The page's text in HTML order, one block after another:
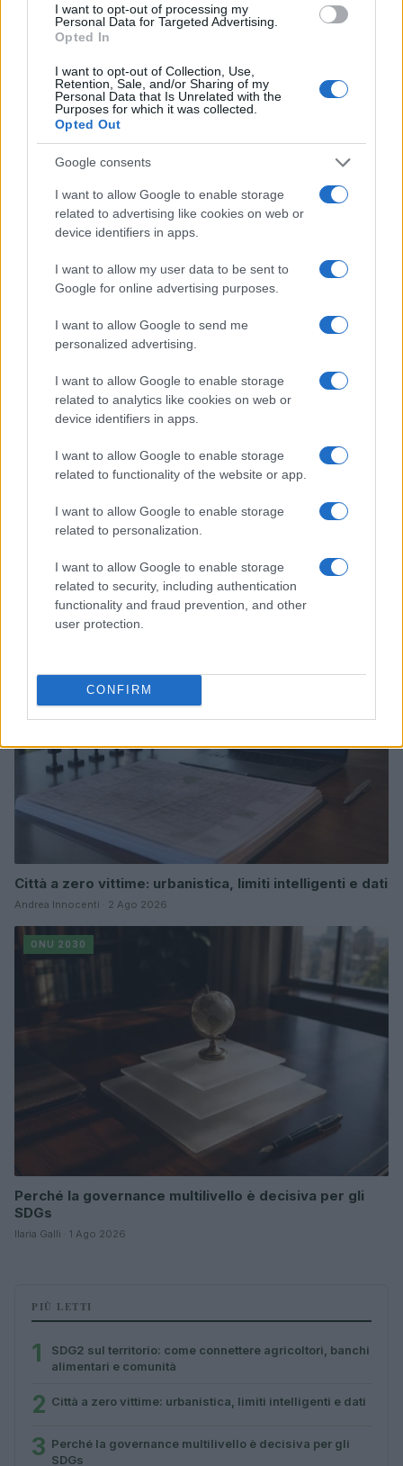
I want to opt-out of processing my
Personal Data for Targeted Advertising.
Opted In
I want to opt-out of Collection, Use,
Retention, Sale, and/or Sharing of my
Personal Data that Is Unrelated with the
Purposes for which it was collected.
Opted Out
Google consents
I want to allow Google to enable storage
related to advertising like cookies on web or
device identifiers in apps.
I want to allow my user data to be sent to
Google for online advertising purposes.
I want to allow Google to send me
personalized advertising.
I want to allow Google to enable storage
related to analytics like cookies on web or
device identifiers in apps.
I want to allow Google to enable storage
related to functionality of the website or app.
I want to allow Google to enable storage
related to personalization.
I want to allow Google to enable storage
related to security, including authentication
functionality and fraud prevention, and other
user protection.
CONFIRM
Continua a leggere
SDG2 sul territorio: come connettere agricoltori,
banchi alimentari e comunità
Ilaria Galli · 2 Ago 2026
ONU 2030
Città a zero vittime: urbanistica, limiti intelligenti e dati
Andrea Innocenti · 2 Ago 2026
ONU 2030
Perché la governance multilivello è decisiva per gli
SDGs
Ilaria Galli · 1 Ago 2026
PIÙ LETTI
1
SDG2 sul territorio: come connettere agricoltori, banchi
alimentari e comunità
2 Città a zero vittime: urbanistica, limiti intelligenti e dati
3 Perché la governance multilivello è decisiva per gli
SDGs